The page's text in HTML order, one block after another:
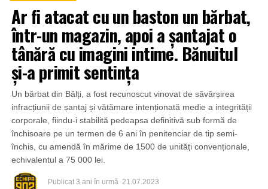
Ar fi atacat cu un baston un bărbat,
într-un magazin, apoi a șantajat o
tânără cu imagini intime. Bănuitul
și-a primit sentința
Un bărbat din Bălți, a fost recunoscut vinovat de săvârșirea
infracțiunii de șantaj și vătămare intenționată medie a integrității
corporale, fiindu-i stabilită pedeapsa definitivă sub formă de
închisoare pe un termen de 6 ani în penitenciar de tip semi-
închis, cu amendă în mărime de 1500 de unități convenționale,
echivalentul a 75 000 lei.
Publicat 3 ani în urmă 21.07.2023